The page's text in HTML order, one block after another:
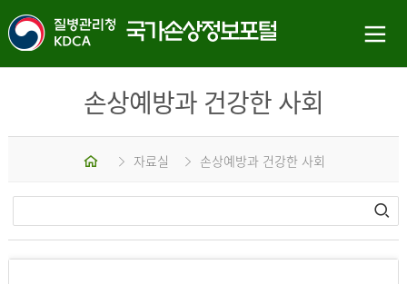
손상예방과 건강한 사회
홈 자료실 손상예방과 건강한 사회